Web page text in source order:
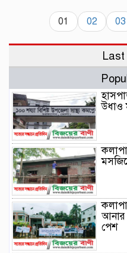
01 02 03
উধাও
আনার
পেশ